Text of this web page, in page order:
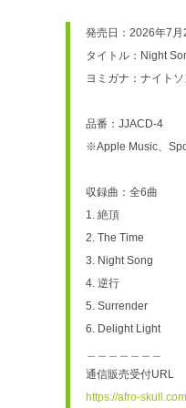
発売日：2026年7月
タイトル：Night
ヨミガナ：ナイト
品番：JJACD-4
※Apple Music、
収録曲：全6曲
1. 絶頂
2. The Time
3. Night Song
4. 逆行
5. Surrender
6. Delight Light
通信販売受付URL
https://afro-